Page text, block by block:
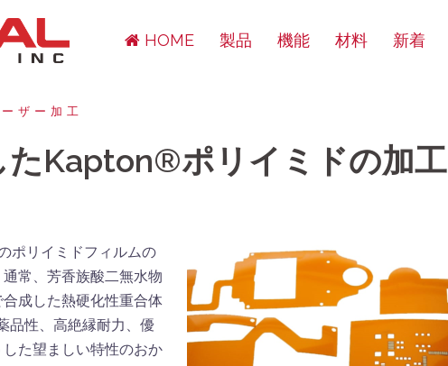
HOME 製品 機能 材料 新着
ザー加工
Kapton®ポリイミドの加工
ポリイミドフィルムの
常、芳香族酸二無水物
成した熱硬化性重合体
品性、高絶縁耐力、優
た望ましい特性のおか